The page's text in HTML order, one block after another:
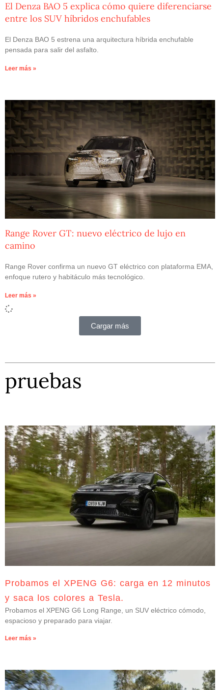
El Denza BAO 5 explica cómo quiere diferenciarse
entre los SUV híbridos enchufables
El Denza BAO 5 estrena una arquitectura híbrida enchufable
pensada para salir del asfalto.
Leer más »
Range Rover GT: nuevo eléctrico de lujo en
camino
Range Rover confirma un nuevo GT eléctrico con plataforma EMA,
enfoque rutero y habitáculo más tecnológico.
Leer más »
Cargar más
pruebas
Probamos el XPENG G6: carga en 12 minutos
y saca los colores a Tesla.
Probamos el XPENG G6 Long Range, un SUV eléctrico cómodo,
espacioso y preparado para viajar.
Leer más »